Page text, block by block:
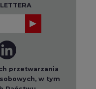
przetwarzania
w tym